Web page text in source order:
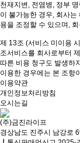
천재지변, 전염병, 정부
이 불가능한 경우, 회사
용을 조정할 수 있으며,
제 13조 (서비스 미이용
조서비스를 회사로부터
따른 비용 청구도 발생하
이용한 경우에는 본 조항
이용약관
개인정보처리방침
오시는길
(주)금진라이프
경상남도 진주시 남강로